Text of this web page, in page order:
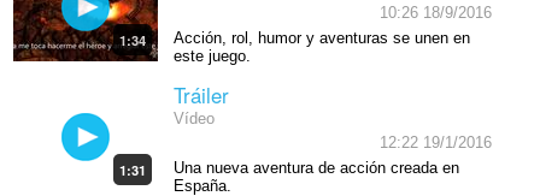
1:34
10:26 18/9/2016
Acción, rol, humor y aventuras se unen en
este juego.
1:31
Tráiler
Vídeo
12:22 19/1/2016
Una nueva aventura de acción creada en
España.